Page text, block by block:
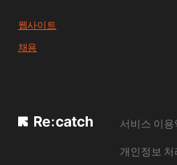
웹사이트
채용
서비스 이
개인정보 처